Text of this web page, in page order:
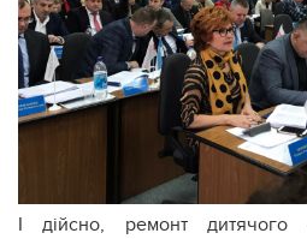
І дійсно, ремонт дитячого